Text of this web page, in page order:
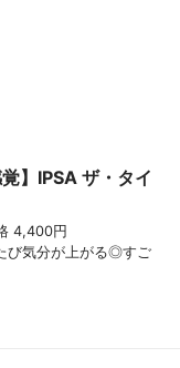
】IPSA ザ・タイ
4,400円
気分が上がる◎すご